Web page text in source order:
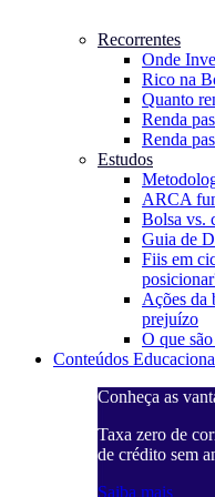
Recorrentes
Onde
Rico na
Quanto
Renda
Renda
Estudos
ARCA
Bolsa vs.
Guia de
Fiis em
Ações da
prejuízo
O que
Conteúdos
Conheça as
Taxa zero de
de crédito sem
Saiba mais